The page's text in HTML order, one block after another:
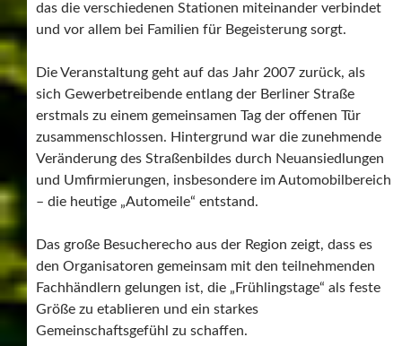
das die verschiedenen Stationen miteinander verbindet
und vor allem bei Familien für Begeisterung sorgt.
Die Veranstaltung geht auf das Jahr 2007 zurück, als
sich Gewerbetreibende entlang der Berliner Straße
erstmals zu einem gemeinsamen Tag der offenen Tür
zusammenschlossen. Hintergrund war die zunehmende
Veränderung des Straßenbildes durch Neuansiedlungen
und Umfirmierungen, insbesondere im Automobilbereich
– die heutige „Automeile“ entstand.
Das große Besucherecho aus der Region zeigt, dass es
den Organisatoren gemeinsam mit den teilnehmenden
Fachhändlern gelungen ist, die „Frühlingstage“ als feste
Größe zu etablieren und ein starkes
Gemeinschaftsgefühl zu schaffen.